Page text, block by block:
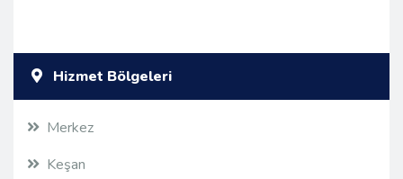
Hizmet Bölgeleri
Merkez
Keşan